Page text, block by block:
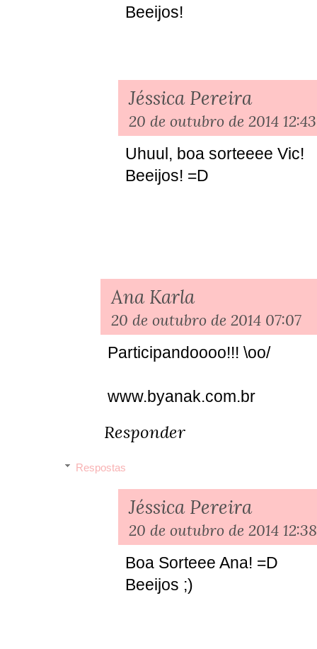
Beeijos!
Jéssica Pereira
20 de outubro de 2014 12:43
Uhuul, boa sorteeee Vic!
Beeijos! =D
Ana Karla
20 de outubro de 2014 07:07
Participandoooo!!! \oo/
www.byanak.com.br
Responder
Respostas
Jéssica Pereira
20 de outubro de 2014 12:38
Boa Sorteee Ana! =D
Beeijos ;)